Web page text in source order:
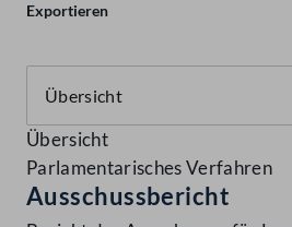
Exportieren
Übersicht
Parlamentarisches Verfahren
Ausschussbericht